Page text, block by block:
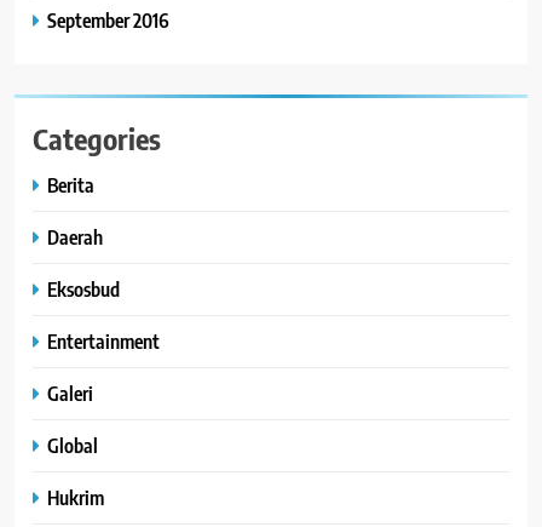
September 2016
Categories
Berita
Daerah
Eksosbud
Entertainment
Galeri
Global
Hukrim